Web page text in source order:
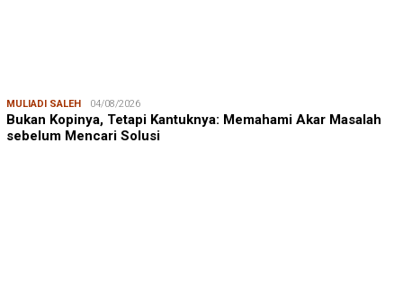
MULIADI SALEH 04/08/2026
Bukan Kopinya, Tetapi Kantuknya: Memahami Akar Masalah
sebelum Mencari Solusi